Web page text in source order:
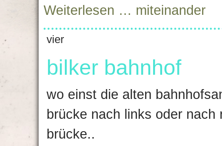
Weiterlesen … miteinander
vier
bilker bahnhof
wo einst die alten
brücke nach links oder
brücke..